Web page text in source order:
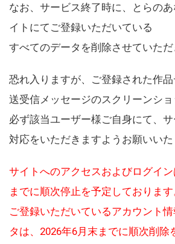
なお、サービス終了時に、とらの
イトにてご登録いただいている
すべてのデータを削除させていただ
恐れ入りますが、ご登録された作品
送受信メッセージのスクリーンシ
必ず該当ユーザー様ご自身にて、
対応をいただきますようお願いいた
サイトへのアクセスおよびログイ
までに順次停止を予定しております
ご登録いただいているアカウント
タは、2026年6月末までに順次削除